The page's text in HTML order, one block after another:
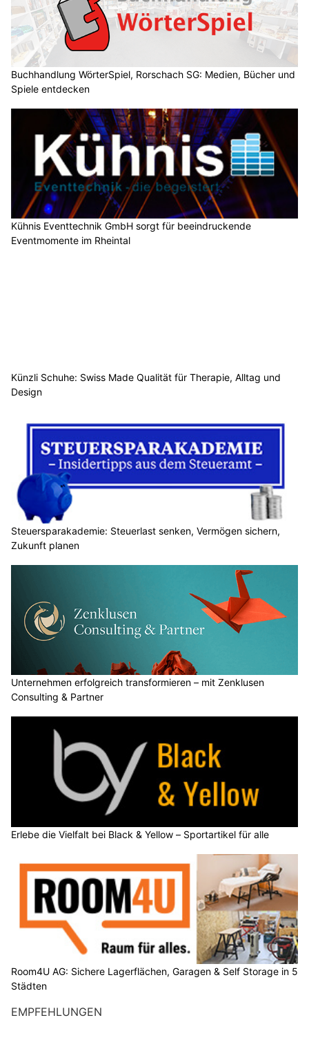
Buchhandlung WörterSpiel, Rorschach SG: Medien, Bücher und
Spiele entdecken
Kühnis Eventtechnik GmbH sorgt für beeindruckende
Eventmomente im Rheintal
Künzli Schuhe: Swiss Made Qualität für Therapie, Alltag und
Design
Steuersparakademie: Steuerlast senken, Vermögen sichern,
Zukunft planen
Unternehmen erfolgreich transformieren – mit Zenklusen
Consulting & Partner
Erlebe die Vielfalt bei Black & Yellow – Sportartikel für alle
Room4U AG: Sichere Lagerflächen, Garagen & Self Storage in 5
Städten
EMPFEHLUNGEN